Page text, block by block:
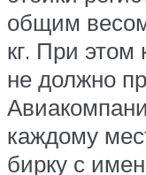
общим
кг. При этом
не должно
каждому
бирку с